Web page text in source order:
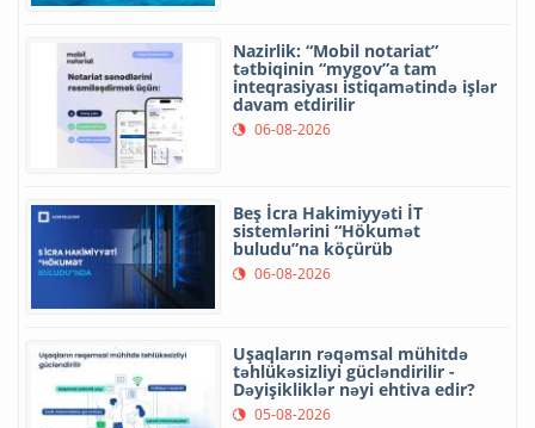
Nazirlik: “Mobil notariat”
tətbiqinin “mygov”a tam
inteqrasiyası istiqamətində işlər
davam etdirilir
06-08-2026
Beş İcra Hakimiyyəti İT
sistemlərini “Hökumət
buludu”na köçürüb
06-08-2026
Uşaqların rəqəmsal mühitdə
təhlükəsizliyi gücləndirilir -
Dəyişikliklər nəyi ehtiva edir?
05-08-2026